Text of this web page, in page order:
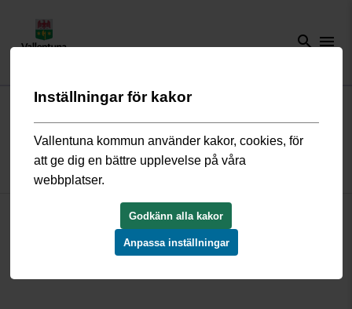
search menu
Start/Bygga, bo och miljö/ Översiktsplan och detaljplaner
Detaljplan Vallbostrand D20020507
D20020507_beskrivning.pdf
D20020507_plankarta.pdf
Inställningar för kakor
Vallentuna kommun använder kakor, cookies, för
att ge dig en bättre upplevelse på våra
webbplatser.
Godkänn alla kakor
Anpassa inställningar